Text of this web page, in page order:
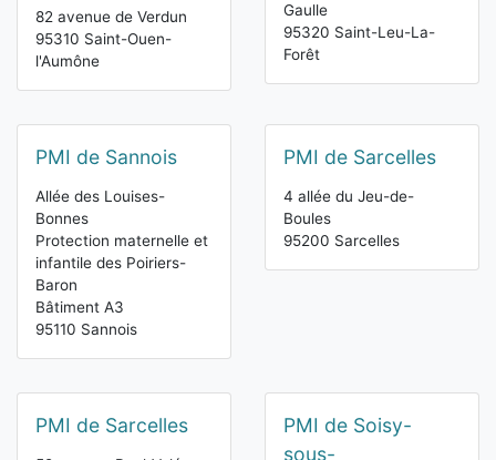
82 avenue de Verdun
95310 Saint-Ouen-
l'Aumône
Gaulle
95320 Saint-Leu-La-
Forêt
PMI de Sannois
Allée des Louises-
Bonnes
Protection maternelle et
infantile des Poiriers-
Baron
Bâtiment A3
95110 Sannois
PMI de Sarcelles
4 allée du Jeu-de-
Boules
95200 Sarcelles
PMI de Sarcelles
PMI de Soisy-
sous-